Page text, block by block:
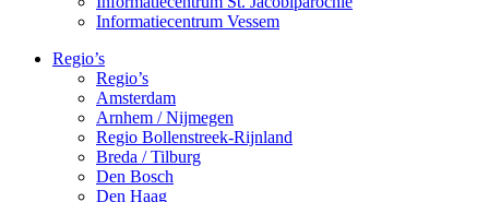
Informatiecentrum Vessem
Regio’s
Regio’s
Amsterdam
Arnhem / Nijmegen
Regio Bollenstreek-Rijnland
Breda / Tilburg
Den Bosch
Den Haag